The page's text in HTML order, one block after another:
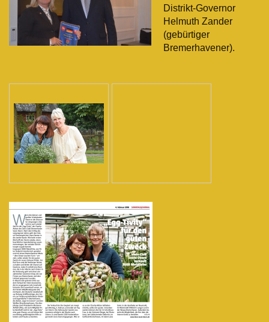
Distrikt-Governor
Helmuth Zander
(gebürtiger
Bremerhavener).